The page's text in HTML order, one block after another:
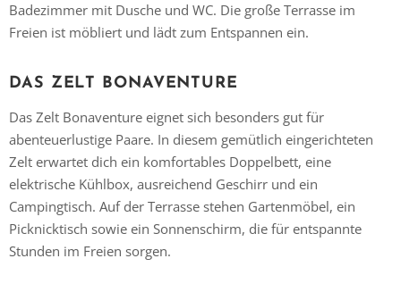
Badezimmer mit Dusche und WC. Die große Terrasse im
Freien ist möbliert und lädt zum Entspannen ein.
DAS ZELT BONAVENTURE
Das Zelt Bonaventure eignet sich besonders gut für
abenteuerlustige Paare. In diesem gemütlich eingerichteten
Zelt erwartet dich ein komfortables Doppelbett, eine
elektrische Kühlbox, ausreichend Geschirr und ein
Campingtisch. Auf der Terrasse stehen Gartenmöbel, ein
Picknicktisch sowie ein Sonnenschirm, die für entspannte
Stunden im Freien sorgen.